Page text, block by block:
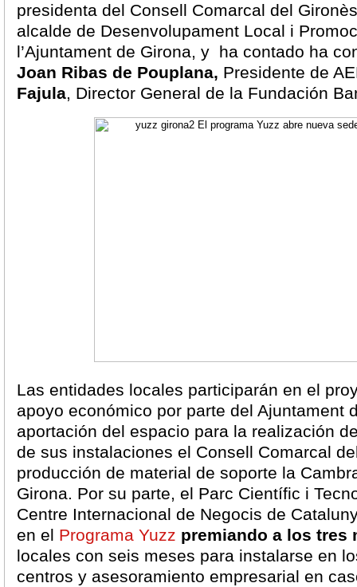
presidenta del Consell Comarcal del
alcalde de Desenvolupament Local i
l’Ajuntament de Girona, y ha contado ha
Joan Ribas de Pouplana, Presidente de
Fajula, Director General de la Fundación
Las entidades locales participarán en el
apoyo económico por parte del Ajuntament
aportación del espacio para la realización
de sus instalaciones el Consell Comarcal
producción de material de soporte la
Girona. Por su parte, el Parc Científic i
Centre Internacional de Negocis de
en el Programa Yuzz premiando a los tres
locales con seis meses para instalarse en
centros y asesoramiento empresarial en